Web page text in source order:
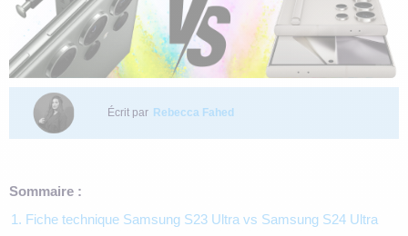
Écrit par Rebecca Fahed
Sommaire :
1. Fiche technique Samsung S23 Ultra vs Samsung S24 Ultra